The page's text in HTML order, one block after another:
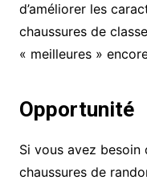
d’améliorer les
chaussures de
« meilleures »
Opportunité
Si vous avez besoin
chaussures de